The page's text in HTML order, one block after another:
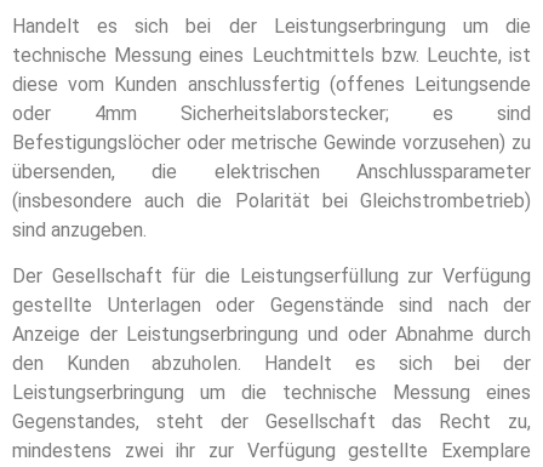
Handelt es sich bei der Leistungserbringung um die
technische Messung eines Leuchtmittels bzw. Leuchte, ist
diese vom Kunden anschlussfertig (offenes Leitungsende
oder 4mm Sicherheitslaborstecker; es sind
Befestigungslöcher oder metrische Gewinde vorzusehen) zu
übersenden, die elektrischen Anschlussparameter
(insbesondere auch die Polarität bei Gleichstrombetrieb)
sind anzugeben.
Der Gesellschaft für die Leistungserfüllung zur Verfügung
gestellte Unterlagen oder Gegenstände sind nach der
Anzeige der Leistungserbringung und oder Abnahme durch
den Kunden abzuholen. Handelt es sich bei der
Leistungserbringung um die technische Messung eines
Gegenstandes, steht der Gesellschaft das Recht zu,
mindestens zwei ihr zur Verfügung gestellte Exemplare